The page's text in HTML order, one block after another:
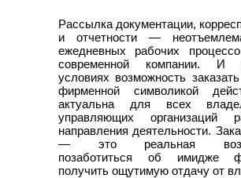
Рассылка документации,
и отчетности —
ежедневных рабочих
современной компании. И
условиях возможность
фирменной символикой
актуальна для всех
управляющих организаций
направления деятельности.
— это реальная
позаботиться об имидже
получить ощутимую отдачу от